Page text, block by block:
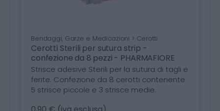
Bendaggi, Garze e Medicazioni > Cerotti
Cerotti Sterili per sutura strip -
confezione da 8 pezzi - PHARMAFIORE
Strisce adesive Sterili per la sutura di tagli e
ferite. Confezione da 8 cerotti contenente
5 strisce piccole e 3 strisce medie.